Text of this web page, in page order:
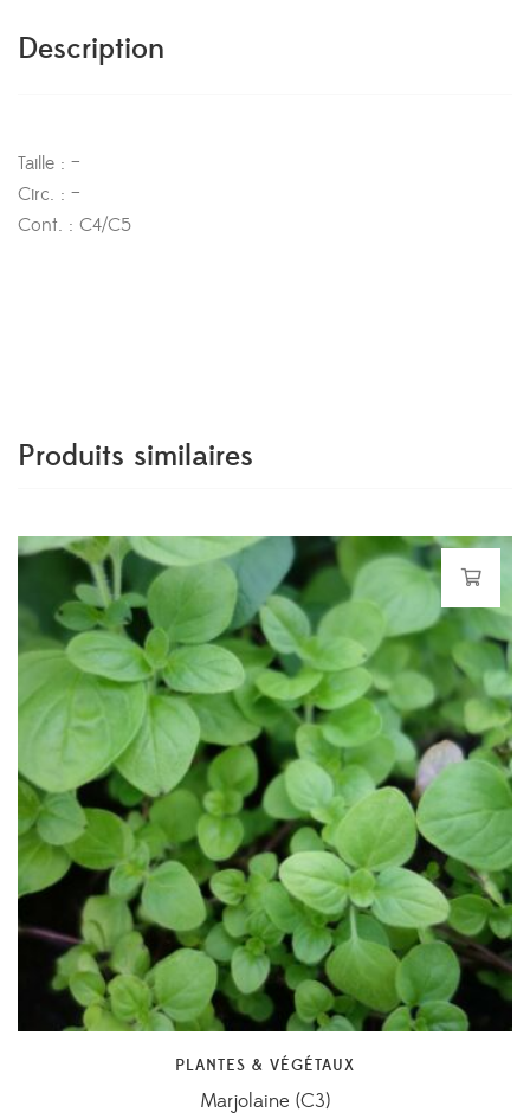
Description
Taille : –
Circ. : –
Cont. : C4/C5
Produits similaires
PLANTES & VÉGÉTAUX
Marjolaine (C3)